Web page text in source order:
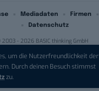
um die Nutzerfreundlichkeit der
Durch deinen Besuch stimmst
zu.
2003 - 2026 BASIC thinking GmbH
Mediadaten Firmen
Datenschutz